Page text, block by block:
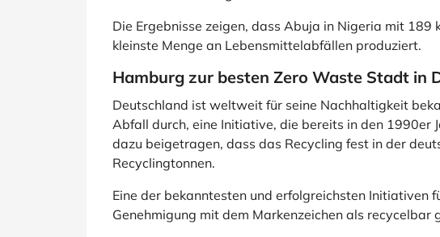
Die Ergebnisse zeigen, dass Abuja in Nigeria mit 189
kleinste Menge an Lebensmittelabfällen produziert.
Hamburg zur besten Zero Waste Stadt in
Deutschland ist weltweit für seine Nachhaltigkeit
Abfall durch, eine Initiative, die bereits in den 1990er
dazu beigetragen, dass das Recycling fest in der
Recyclingtonnen.
Eine der bekanntesten und erfolgreichsten Initiativen
Genehmigung mit dem Markenzeichen als recycelbar